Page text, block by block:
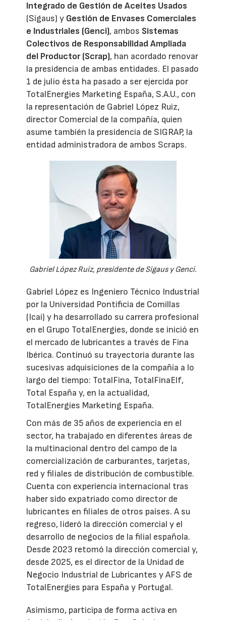
Integrado de Gestión de Aceites Usados
(Sigaus) y Gestión de Envases Comerciales
e Industriales (Genci), ambos Sistemas
Colectivos de Responsabilidad Ampliada
del Productor (Scrap), han acordado renovar
la presidencia de ambas entidades. El pasado
1 de julio ésta ha pasado a ser ejercida por
TotalEnergies Marketing España, S.A.U., con
la representación de Gabriel López Ruiz,
director Comercial de la compañía, quien
asume también la presidencia de SIGRAP, la
entidad administradora de ambos Scraps.
Gabriel López Ruiz, presidente de Sigaus y Genci.
Gabriel López es Ingeniero Técnico Industrial
por la Universidad Pontificia de Comillas
(Icai) y ha desarrollado su carrera profesional
en el Grupo TotalEnergies, donde se inició en
el mercado de lubricantes a través de Fina
Ibérica. Continuó su trayectoria durante las
sucesivas adquisiciones de la compañía a lo
largo del tiempo: TotalFina, TotalFinaElf,
Total España y, en la actualidad,
TotalEnergies Marketing España.
Con más de 35 años de experiencia en el
sector, ha trabajado en diferentes áreas de
la multinacional dentro del campo de la
comercialización de carburantes, tarjetas,
red y filiales de distribución de combustible.
Cuenta con experiencia internacional tras
haber sido expatriado como director de
lubricantes en filiales de otros países. A su
regreso, lideró la dirección comercial y el
desarrollo de negocios de la filial española.
Desde 2023 retomó la dirección comercial y,
desde 2025, es el director de la Unidad de
Negocio Industrial de Lubricantes y AFS de
TotalEnergies para España y Portugal.
Asimismo, participa de forma activa en